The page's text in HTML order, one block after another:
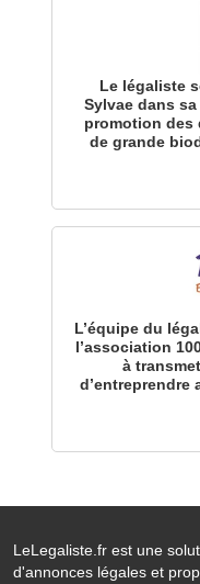
Le légaliste
Sylvae dans
promotion des
de grande
L’équipe du
l’association
à
d’entreprendre
LeLegaliste.fr est une
d'annonces légales et